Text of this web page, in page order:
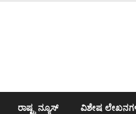
ರಾಷ್ಟ್ರ ನ್ಯೂಸ್ ವಿಶೇಷ